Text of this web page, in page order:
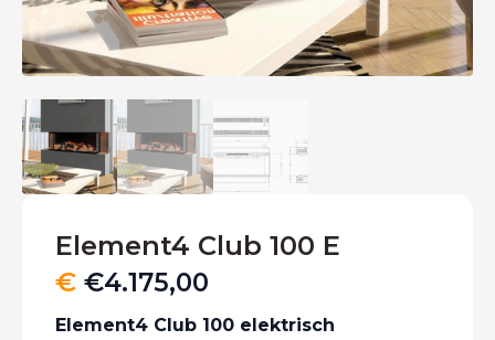
Element4 Club 100 E
€ €4.175,00
Element4 Club 100 elektrisch